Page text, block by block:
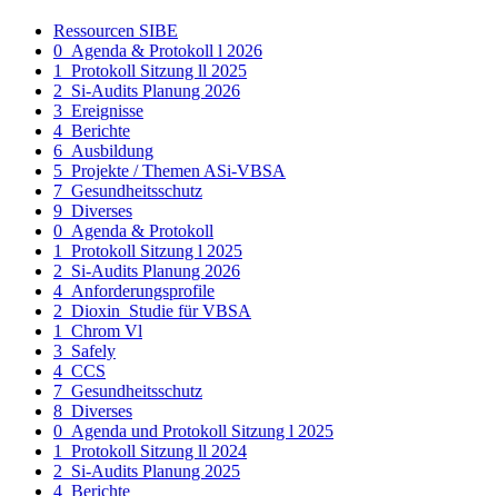
Ressourcen SIBE
0_Agenda & Protokoll l 2026
1_Protokoll Sitzung ll 2025
2_Si-Audits Planung 2026
3_Ereignisse
4_Berichte
6_Ausbildung
5_Projekte / Themen ASi-VBSA
7_Gesundheitsschutz
9_Diverses
0_Agenda & Protokoll
1_Protokoll Sitzung l 2025
2_Si-Audits Planung 2026
4_Anforderungsprofile
2_Dioxin_Studie für VBSA
1_Chrom Vl
3_Safely
4_CCS
7_Gesundheitsschutz
8_Diverses
0_Agenda und Protokoll Sitzung l 2025
1_Protokoll Sitzung ll 2024
2_Si-Audits Planung 2025
4_Berichte